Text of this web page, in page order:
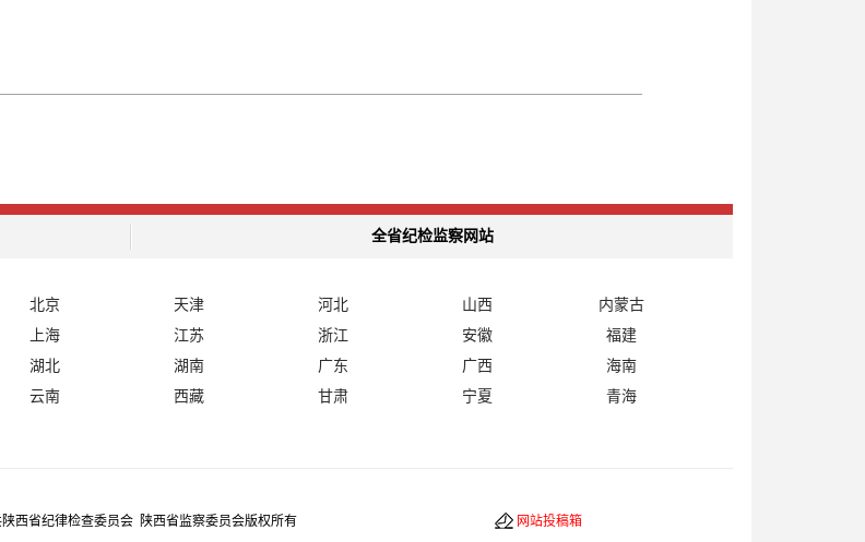
全省纪检监察网站
北京 天津 河北 山西
内蒙古
上海 江苏 浙江 安徽
福建
湖北 湖南 广东 广西
海南
云南 西藏 甘肃 宁夏
青海
西省纪律检查委员会 陕西省监察委员会版权所有 网站投稿箱